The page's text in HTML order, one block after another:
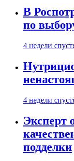
В
по
4 недели
4 недели
Эксперт
подделки